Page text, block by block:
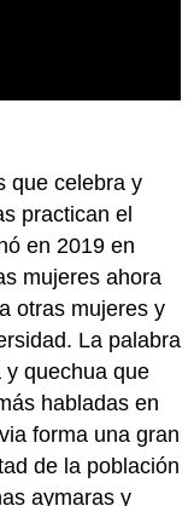
que celebra y
practican el
en 2019 en
mujeres ahora
otras mujeres y
La palabra
y quechua que
habladas en
forma una gran
de la población
aymaras y